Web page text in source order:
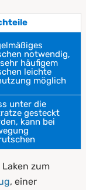
notwendig,
häufigem
leichte
möglich
unter die
gesteckt
kann bei
zum
, einer